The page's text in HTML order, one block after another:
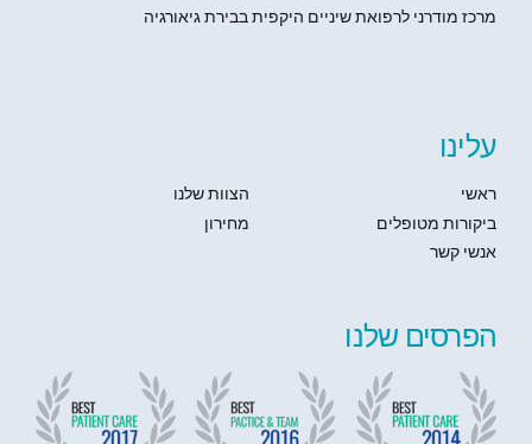
מרכז מודרני לרפואת שיניים היקפית בבירת גיאורגיה
עלינו
ראשי
הצוות שלנו
ביקורות מטופלים
מחירון
אנשי קשר
הפרסים שלנו